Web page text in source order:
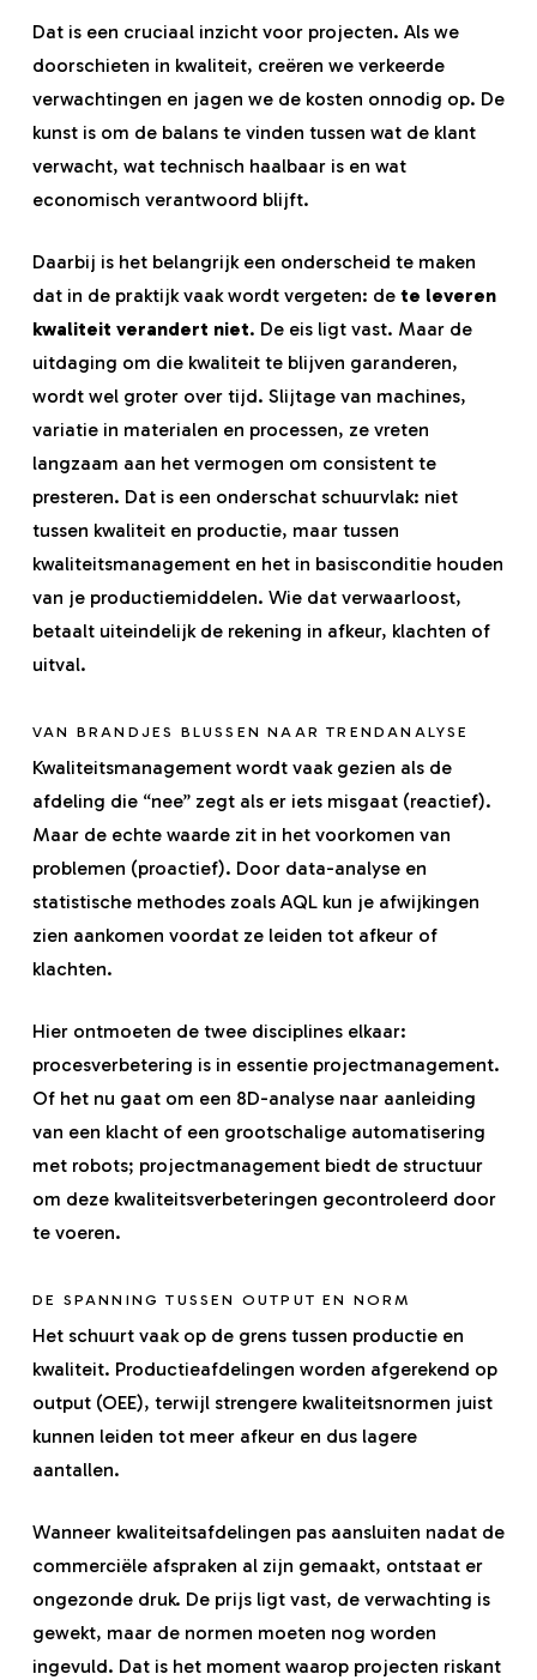
Dat is een cruciaal inzicht voor projecten. Als we
doorschieten in kwaliteit, creëren we verkeerde
verwachtingen en jagen we de kosten onnodig op. De
kunst is om de balans te vinden tussen wat de klant
verwacht, wat technisch haalbaar is en wat
economisch verantwoord blijft.
Daarbij is het belangrijk een onderscheid te maken
dat in de praktijk vaak wordt vergeten: de te leveren
kwaliteit verandert niet. De eis ligt vast. Maar de
uitdaging om die kwaliteit te blijven garanderen,
wordt wel groter over tijd. Slijtage van machines,
variatie in materialen en processen, ze vreten
langzaam aan het vermogen om consistent te
presteren. Dat is een onderschat schuurvlak: niet
tussen kwaliteit en productie, maar tussen
kwaliteitsmanagement en het in basisconditie houden
van je productiemiddelen. Wie dat verwaarloost,
betaalt uiteindelijk de rekening in afkeur, klachten of
uitval.
VAN BRANDJES BLUSSEN NAAR TRENDANALYSE
Kwaliteitsmanagement wordt vaak gezien als de
afdeling die “nee” zegt als er iets misgaat (reactief).
Maar de echte waarde zit in het voorkomen van
problemen (proactief). Door data-analyse en
statistische methodes zoals AQL kun je afwijkingen
zien aankomen voordat ze leiden tot afkeur of
klachten.
Hier ontmoeten de twee disciplines elkaar:
procesverbetering is in essentie projectmanagement.
Of het nu gaat om een 8D-analyse naar aanleiding
van een klacht of een grootschalige automatisering
met robots; projectmanagement biedt de structuur
om deze kwaliteitsverbeteringen gecontroleerd door
te voeren.
DE SPANNING TUSSEN OUTPUT EN NORM
Het schuurt vaak op de grens tussen productie en
kwaliteit. Productieafdelingen worden afgerekend op
output (OEE), terwijl strengere kwaliteitsnormen juist
kunnen leiden tot meer afkeur en dus lagere
aantallen.
Wanneer kwaliteitsafdelingen pas aansluiten nadat de
commerciële afspraken al zijn gemaakt, ontstaat er
ongezonde druk. De prijs ligt vast, de verwachting is
gewekt, maar de normen moeten nog worden
ingevuld. Dat is het moment waarop projecten riskant